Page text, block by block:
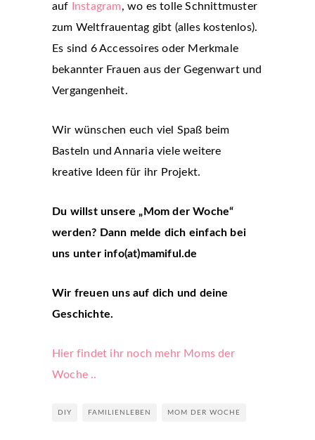
auf
Instagram, wo es tolle Schnittmuster
zum Weltfrauentag gibt (alles kostenlos).
Es sind 6 Accessoires oder Merkmale
bekannter Frauen aus der Gegenwart und
Vergangenheit.
Wir wünschen euch viel Spaß beim
Basteln und Annaria viele weitere
kreative Ideen für ihr Projekt.
Du willst unsere „Mom der Woche“
werden? Dann melde dich einfach bei
uns unter info(at)mamiful.de
Wir freuen uns auf dich und deine
Geschichte.
Hier findet ihr noch mehr Moms der
Woche ..
DIY FAMILIENLEBEN MOM DER WOCHE